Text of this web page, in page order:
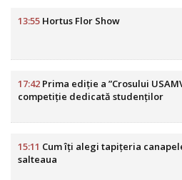
13:55 Hortus Flor Show
17:42 Prima ediție a ”Crosului
competiție dedicată studenților
15:11 Cum îți alegi tapițeria
salteaua